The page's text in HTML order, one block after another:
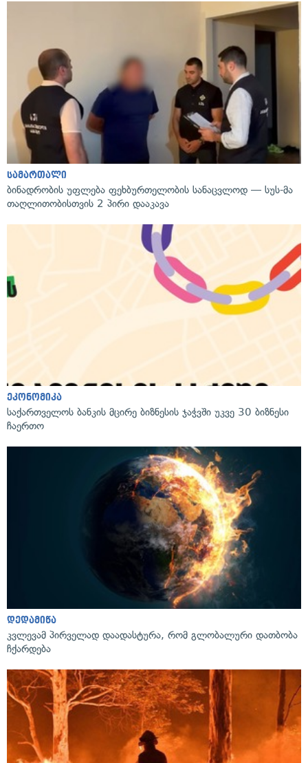
სამართალი
ბინადრობის უფლება ფეხბურთელობის სანაცვლოდ — სუს-მა
თაღლითობისთვის 2 პირი დააკავა
ეკონომიკა
საქართველოს ბანკის მცირე ბიზნესის ჯაჭვში უკვე 30 ბიზნესი
ჩაერთო
დედამიწა
კვლევამ პირველად დაადასტურა, რომ გლობალური დათბობა
ჩქარდება